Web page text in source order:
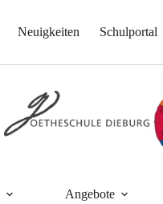
Neuigkeiten Schulportal
Angebote